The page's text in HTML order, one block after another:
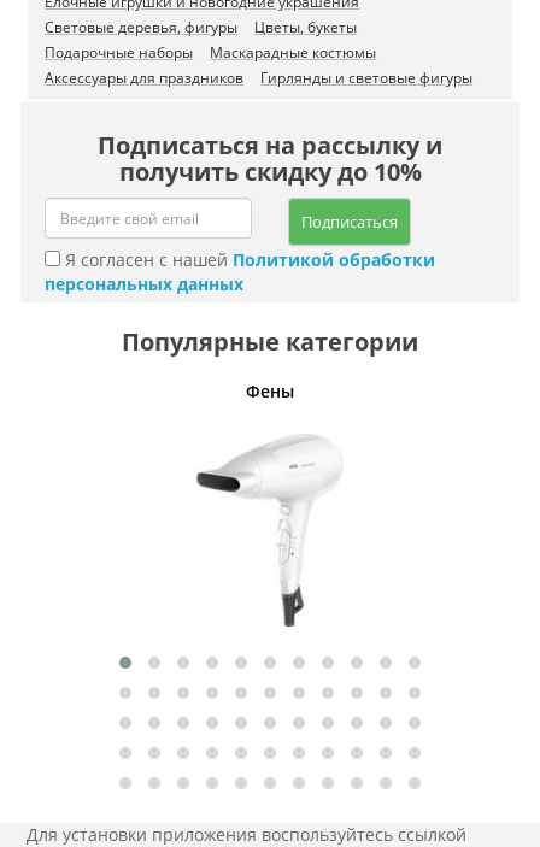
Световые деревья, фигуры
Цветы, букеты
Подарочные наборы
Маскарадные костюмы
Аксессуары для праздников
Гирлянды и световые фигуры
Подписаться на рассылку и
получить скидку до 10%
Подписаться
Я согласен с нашей Политикой обработки
персональных данных
Популярные категории
Фены
Для установки приложения воспользуйтесь ссылкой